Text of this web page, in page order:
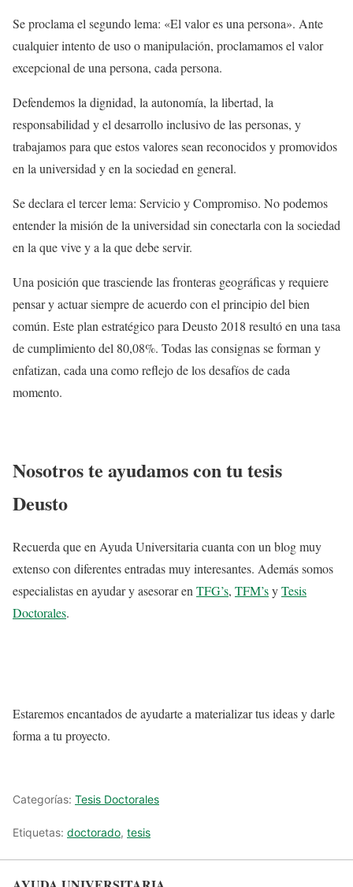
Se proclama el segundo lema: «El valor es una persona». Ante
cualquier intento de uso o manipulación, proclamamos el valor
excepcional de una persona, cada persona.
Defendemos la dignidad, la autonomía, la libertad, la
responsabilidad y el desarrollo inclusivo de las personas, y
trabajamos para que estos valores sean reconocidos y promovidos
en la universidad y en la sociedad en general.
Se declara el tercer lema: Servicio y Compromiso. No podemos
entender la misión de la universidad sin conectarla con la sociedad
en la que vive y a la que debe servir.
Una posición que trasciende las fronteras geográficas y requiere
pensar y actuar siempre de acuerdo con el principio del bien
común. Este plan estratégico para Deusto 2018 resultó en una tasa
de cumplimiento del 80,08%. Todas las consignas se forman y
enfatizan, cada una como reflejo de los desafíos de cada
momento.
Nosotros te ayudamos con tu tesis
Deusto
Recuerda que en Ayuda Universitaria cuanta con un blog muy
extenso con diferentes entradas muy interesantes. Además somos
especialistas en ayudar y asesorar en TFG’s, TFM’syTesis
Doctorales.
Estaremos encantados de ayudarte a materializar tus ideas y darle
forma a tu proyecto.
Categorías: Tesis Doctorales
Etiquetas: doctorado, tesis